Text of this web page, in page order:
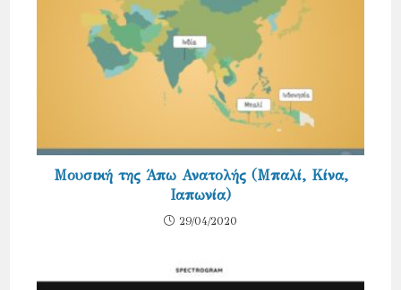
Μουσική της Άπω Ανατολής (Μπαλί, Κίνα,
Ιαπωνία)
29/04/2020